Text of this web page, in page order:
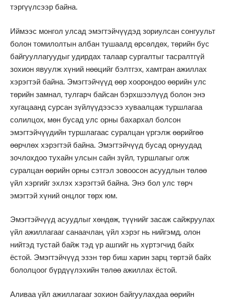
тэргүүлсээр байна.
Иймээс монгол улсад эмэгтэйчүүдэд зориулсан сонгуульт
болон томилолтын албан тушаалд өрсөлдөх, төрийн бус
байгууллагуудыг удирдах талаар сургалтыг тасралтгүй
зохион явуулж хүний нөөцийг бэлтгэх, хамтран ажиллах
хэрэгтэй байна. Эмэгтэйчүүд өөр хоорондоо өөрийн улс
төрийн замнал, тулгарч байсан бэрхшээлүүд болон энэ
хугацаанд сурсан зүйлүүдээсээ хуваалцаж туршлагаа
солилцох, мөн бусад улс орны бахархал болсон
эмэгтэйчүүдийн туршлагаас суралцан үргэлж өөрийгөө
өөрчлөх хэрэгтэй байна. Эмэгтэйчүүд бусад орнуудад
зочлохдоо тухайн улсын сайн зүйл, туршлагыг олж
суралцан өөрийн орны сэтгэл зовоосон асуудлын төлөө
үйл хэргийг эхлэх хэрэгтэй байна. Энэ бол улс төрч
эмэгтэй хүний онцлог төрх юм.
Эмэгтэйчүүд асуудлыг хөндөж, түүнийг засаж сайжруулах
үйл ажиллагааг санаачлан, үйл хэрэг нь нийгэмд, олон
нийтэд тустай байж тэд үр ашгийг нь хүртэгчид байх
ёстой. Эмэгтэйчүүд эзэн төр биш харин зарц төртэй байх
бололцоог бүрдүүлэхийн төлөө ажиллах ёстой.
Аливаа үйл ажиллагааг зохион байгуулахдаа өөрийн